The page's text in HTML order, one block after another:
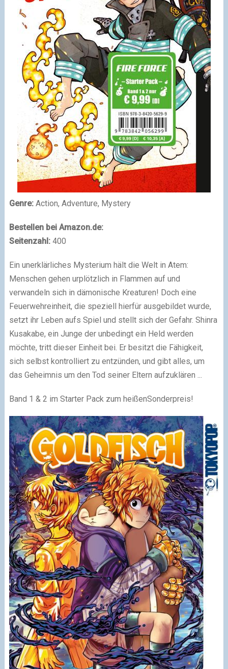
Genre:Action, Adventure, Mystery
Bestellen bei Amazon.de:
Seitenzahl:400
Ein unerklärliches Mysterium hält die Welt in Atem:
Menschen gehen urplötzlich in Flammen auf und
verwandeln sich in dämonische Kreaturen! Doch eine
Feuerwehreinheit, die speziell hierfür ausgebildet wurde,
setzt ihr Leben aufs Spiel und stellt sich der Gefahr. Shinra
Kusakabe, ein Junge der unbedingt ein Held werden
möchte, tritt dieser Einheit bei. Er besitzt die Fähigkeit,
sich selbst kontrolliert zu entzünden, und gibt alles, um
das Geheimnis um den Tod seiner Eltern aufzuklären ...
Band 1 & 2 im Starter Pack zum heißenSonderpreis!